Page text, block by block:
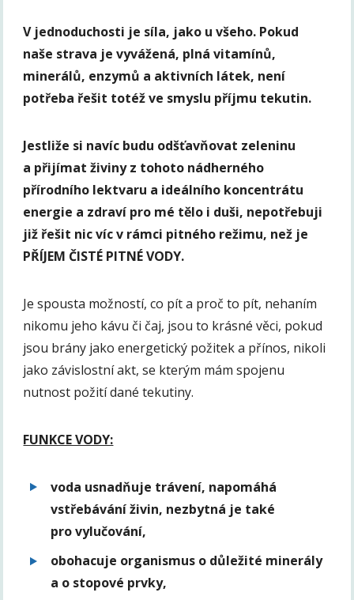
V jednoduchosti je síla, jako u všeho. Pokud
naše strava je vyvážená, plná vitamínů,
minerálů, enzymů a aktivních látek, není
potřeba řešit totéž ve smyslu příjmu tekutin.
Jestliže si navíc budu odšťavňovat zeleninu
a přijímat živiny z tohoto nádherného
přírodního lektvaru a ideálního koncentrátu
energie a zdraví pro mé tělo i duši, nepotřebuji
již řešit nic víc v rámci pitného režimu, než je
PŘÍJEM ČISTÉ PITNÉ VODY.
Je spousta možností, co pít a proč to pít, nehaním
nikomu jeho kávu či čaj, jsou to krásné věci, pokud
jsou brány jako energetický požitek a přínos, nikoli
jako závislostní akt, se kterým mám spojenu
nutnost požití dané tekutiny.
FUNKCE VODY:
voda usnadňuje trávení, napomáhá
vstřebávání živin, nezbytná je také
pro vylučování,
obohacuje organismus o důležité minerály
a o stopové prvky,